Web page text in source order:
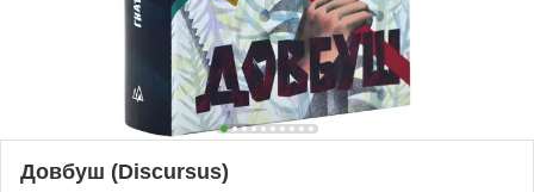
Довбуш (Discursus)